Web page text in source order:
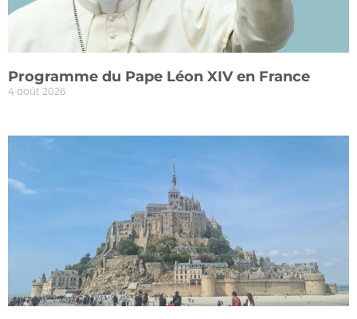
Programme du Pape Léon XIV en France
4 août 2026